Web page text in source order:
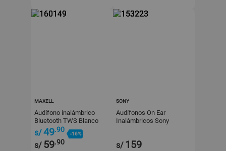
MAXELL
Audífono inalámbrico
Bluetooth TWS Blanco
Maxell MXDuo
s/49.90
-16%
s/ 59.90
SONY
Audífonos On Ear
Inalámbricos Sony
s/ 159